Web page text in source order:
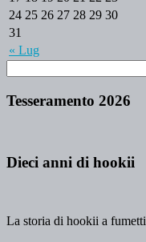
« Lug
24 25 26 27 28 29 30
31
Tesseramento 2026
Dieci anni di hookii
La storia di hookii a fumetti